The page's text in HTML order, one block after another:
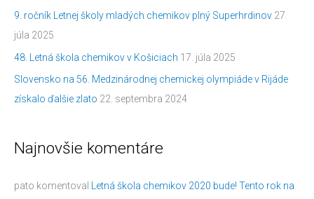
9. ročník Letnej školy mladých chemikov plný Superhrdinov 27.
júla 2025
48. Letná škola chemikov v Košiciach 17. júla 2025
Slovensko na 56. Medzinárodnej chemickej olympiáde v Rijáde
získalo ďalšie zlato 22. septembra 2024
Najnovšie komentáre
pato komentoval Letná škola chemikov 2020 bude! Tento rok na